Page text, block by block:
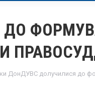
ДонДУВС долучилися до